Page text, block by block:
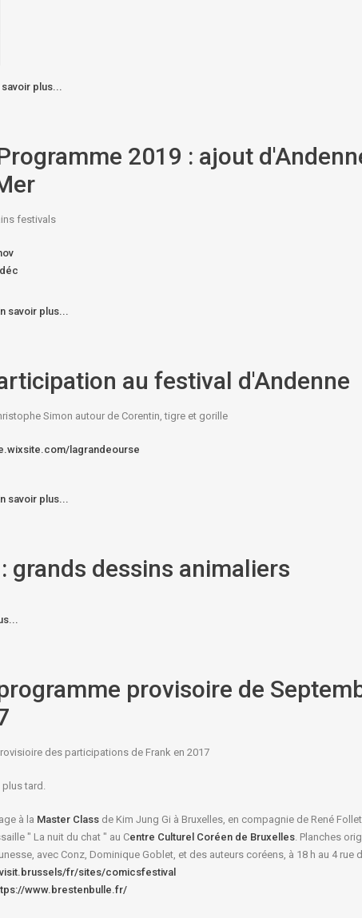
savoir plus...
2019 : ajout
festivals
savoir plus...
au festival d'Andenne
Simon autour de Corentin, tigre et gorille
lagrandeourse
savoir plus...
grands dessins animaliers
provisoire de
des participations de Frank en 2017
plus tard.
à la Master Class de Kim Jung Gi à Bruxelles, en compagnie de René Follet
" La nuit du chat " au Centre Culturel Coréen de Bruxelles. Planches
avec Conz, Dominique Goblet, et des auteurs coréens, à 18 h au 4 rue
fr/sites/comicsfestival
www.brestenbulle.fr/